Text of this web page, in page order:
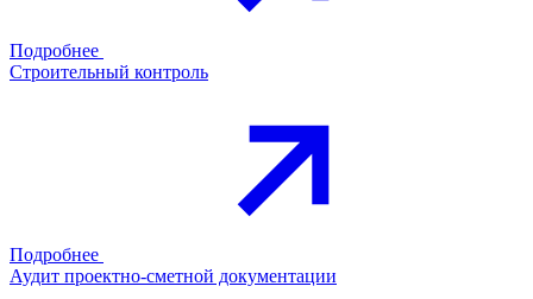
Подробнее
Строительный контроль
Подробнее
Аудит проектно-сметной документации